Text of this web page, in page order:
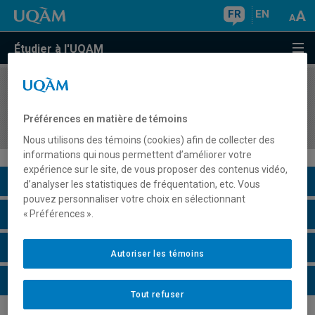
FR EN
Étudier à l'UQAM
COURS//
de la communication en enseignement
Description du cours
Horaire - Été 2026
Horaire - Automne 2026
Horaire - Hiver 2027
Préférences en matière de témoins
Nous utilisons des témoins (cookies) afin de collecter des
informations qui nous permettent d’améliorer votre
expérience sur le site, de vous proposer des contenus vidéo,
d’analyser les statistiques de fréquentation, etc. Vous
pouvez personnaliser votre choix en sélectionnant
« Préférences ».
Tout refuser
Autoriser les témoins